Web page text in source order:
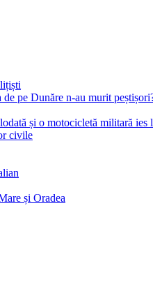
pe Dunăre n-au murit
și o motocicletă militară ies
civile
și Oradea